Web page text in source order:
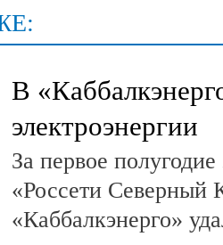
В
электроэнергии
За первое
«Россети Северный
«Каббалкэнерго»